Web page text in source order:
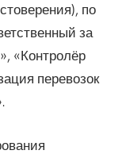
по
за
«Контролёр
перевозок